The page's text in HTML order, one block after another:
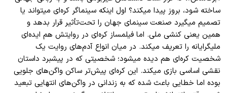
ساخته شود، بروز پیدا میکند؟ اول اینکه سینماگر کرهای میتواند یا
تصمیم میگیرد صنعت سینمای جهان را تحتتأثیر قرار بدهد و
همین یعنی کنشی ملی. اما فیلمساز کرهای در روایتش هم ایدهای
ملیگرایانه را تعریف میکند. در میان انواع آدمهای روایت یک
شخصیت کرهای هم دیده میشود؛ شخصیتی که در پیشبرد داستان
نقشی اساسی بازی میکند. این کرهای پیشتر ساکن واگنهای جلویی
بوده اما خطایی باعث شده که به زندانی در واگنهای انتهایی تبعید